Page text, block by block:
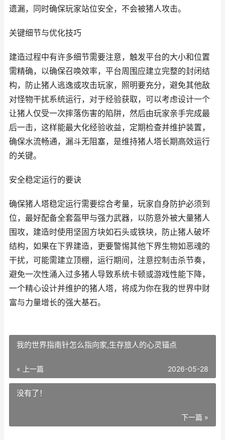
遗漏，同时确保玩家站位安全，不会被猪人攻击。
关键细节与优化技巧
建造过程中有许多细节需要注意，触发平台的大小和位置
需精确，以确保召唤效率，平台周围应建立完整的封闭结
构，防止猪人逃逸或攻击玩家，照明要充分，避免其他敌
对怪物干扰系统运行，对于经验获取，可以考虑设计一个
让猪人仅受一次摔落伤害的陷阱，然后由玩家亲手完成最
后一击，这样能最大化经验收益，定期检查并维护装置，
确保水流畅通，漏斗无阻塞，是维持猪人塔长期高效运行
的关键。
安全稳定运行的要诀
确保猪人塔稳定运行需要综合考量，玩家自身防护必须到
位，最好配备全套盔甲与强力武器，以防意外被大量猪人
围攻，建造时使用坚固方块如石头或铁块，防止猪人破坏
结构，如果在下界建造，更要警惕其他下界生物如恶魂的
干扰，可能需建立顶棚，运行期间，注意控制击杀节奏，
避免一次性涌入过多猪人导致系统卡顿或游戏性能下降，
一个精心设计并维护的猪人塔，将成为你在我的世界中财
富与力量增长的强大基石。
我的世界指南针怎么指向家,生存旅人的心灵锚点
« 上一篇 2026-05-28
没有了！
下一篇 »